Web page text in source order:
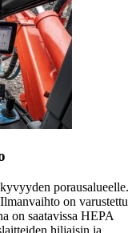
porausalueelle.
on varustettu
on saatavissa HEPA
hiljaisin ja